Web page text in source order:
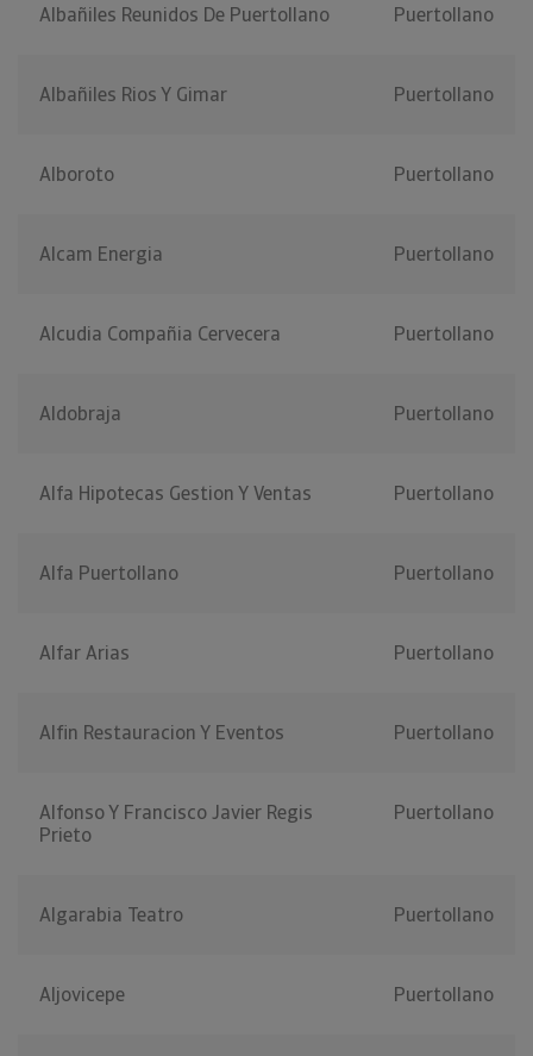
Albañiles Reunidos De Puertollano Puertollano
Albañiles Rios Y Gimar Puertollano
Alboroto Puertollano
Alcam Energia Puertollano
Alcudia Compañia Cervecera Puertollano
Aldobraja Puertollano
Alfa Hipotecas Gestion Y Ventas Puertollano
Alfa Puertollano Puertollano
Alfar Arias Puertollano
Alfin Restauracion Y Eventos Puertollano
Alfonso Y Francisco Javier Regis
Prieto
Puertollano
Algarabia Teatro Puertollano
Aljovicepe Puertollano